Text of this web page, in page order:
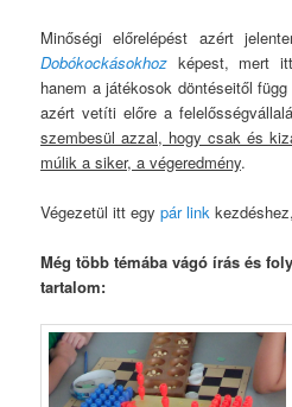
Minőségi előrelépést azért
Dobókockásokhoz képest, mert
hanem a játékosok döntéseitől
azért vetíti előre a
szembesül azzal, hogy csak és
múlik a siker, a végeredmény.
Végezetül itt egy pár link
Még több témába vágó írás és
tartalom: